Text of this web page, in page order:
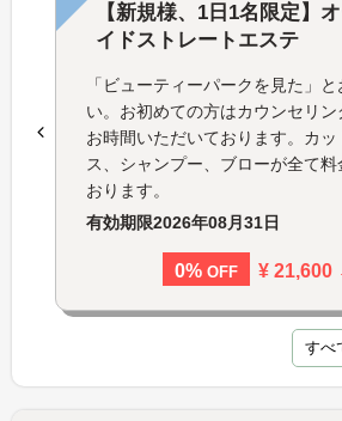
【新規様、1日1名限定】
イドストレートエステ
「ビューティーパークを見た」
い。お初めての方はカウンセリ
お時間いただいております。カッ
ス、シャンプー、ブローが全て料
おります。
有効期限2026年08月31日
0% OFF ¥ 21,600
すべ